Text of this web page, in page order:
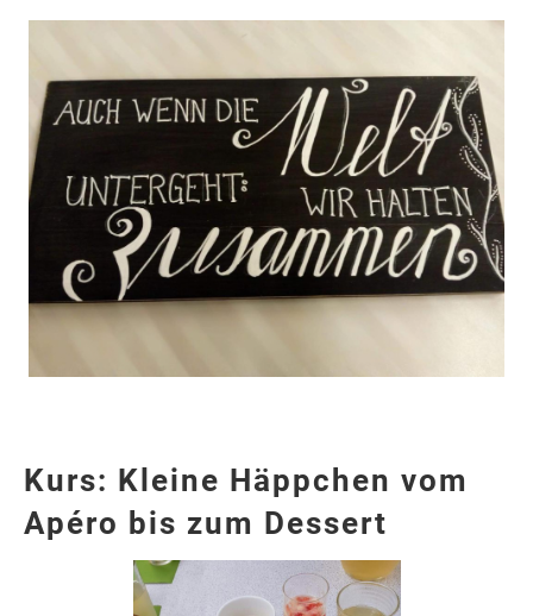
Kurs: Kleine Häppchen vom
Apéro bis zum Dessert